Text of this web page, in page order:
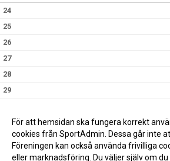
24
25
26
27
28
29
För att hemsidan ska fungera korrekt
cookies från SportAdmin. Dessa går inte
Föreningen kan också använda frivilliga
eller marknadsföring. Du väljer själv om du